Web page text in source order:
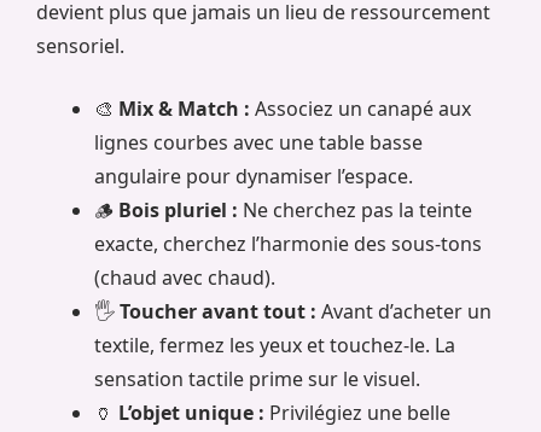
devient plus que jamais un lieu de ressourcement
sensoriel.
🎨 Mix & Match : Associez un canapé aux
lignes courbes avec une table basse
angulaire pour dynamiser l’espace.
🪵 Bois pluriel : Ne cherchez pas la teinte
exacte, cherchez l’harmonie des sous-tons
(chaud avec chaud).
🖐️Toucher avant tout : Avant d’acheter un
textile, fermez les yeux et touchez-le. La
sensation tactile prime sur le visuel.
🏺 L’objet unique : Privilégiez une belle